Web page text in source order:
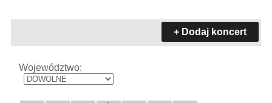
+ Dodaj koncert
Województwo: